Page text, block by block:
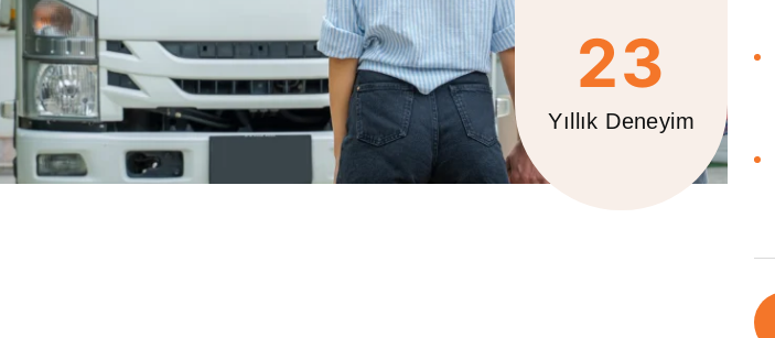
23
Yıllık Deneyim